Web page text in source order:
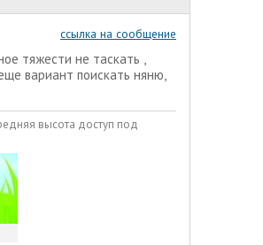
ссылка на сообщение
тяжести не таскать ,
вариант поискать няню,
высота доступ под